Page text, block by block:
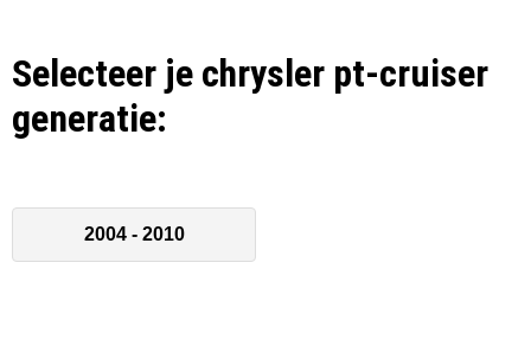
Selecteer je chrysler pt-cruiser
generatie:
2004 - 2010